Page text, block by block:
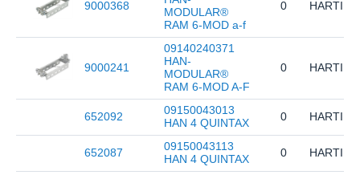
9000368
MODULAR®
RAM 6-MOD a-f
0 HARTING
9000241
09140240371
HAN-
MODULAR®
RAM 6-MOD A-F
0 HARTING
652092
09150043013
HAN 4 QUINTAX
0 HARTING
652087
09150043113
HAN 4 QUINTAX
0 HARTING